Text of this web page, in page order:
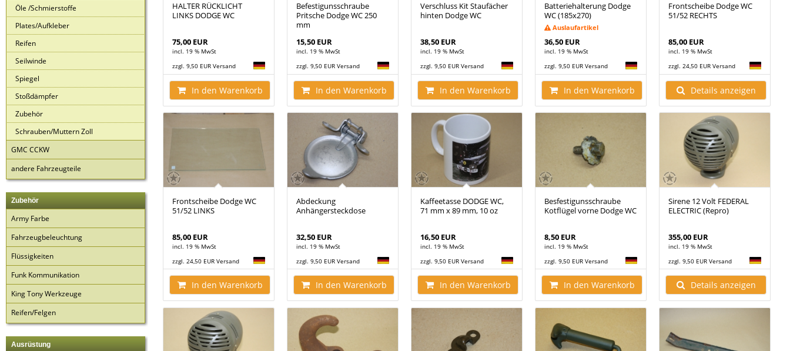
Öle /Schmierstoffe
Plates/Aufkleber
Reifen
Seilwinde
Spiegel
Stoßdämpfer
Zubehör
Schrauben/Muttern Zoll
GMC CCKW
andere Fahrzeugteile
Zubehör
Army Farbe
Fahrzeugbeleuchtung
Flüssigkeiten
Funk Kommunikation
King Tony Werkzeuge
Reifen/Felgen
Ausrüstung
HALTER RÜCKLICHT
LINKS DODGE WC
75,00 EUR
incl. 19 % MwSt
zzgl. 9,50 EUR Versand
In den Warenkorb
Befestigunsschraube
Pritsche Dodge WC 250
mm
15,50 EUR
incl. 19 % MwSt
zzgl. 9,50 EUR Versand
In den Warenkorb
Verschluss Kit Staufächer
hinten Dodge WC
38,50 EUR
incl. 19 % MwSt
zzgl. 9,50 EUR Versand
In den Warenkorb
Batteriehalterung Dodge
WC (185x270)
Auslaufartikel
36,50 EUR
incl. 19 % MwSt
zzgl. 9,50 EUR Versand
In den Warenkorb
Frontscheibe Dodge WC
51/52 RECHTS
85,00 EUR
incl. 19 % MwSt
zzgl. 24,50 EUR Versand
Details anzeigen
Frontscheibe Dodge WC
51/52 LINKS
85,00 EUR
incl. 19 % MwSt
zzgl. 24,50 EUR Versand
In den Warenkorb
Abdeckung
Anhängersteckdose
32,50 EUR
incl. 19 % MwSt
zzgl. 9,50 EUR Versand
In den Warenkorb
Kaffeetasse DODGE WC,
71 mm x 89 mm, 10 oz
16,50 EUR
incl. 19 % MwSt
zzgl. 9,50 EUR Versand
In den Warenkorb
Besfestigunsschraube
Kotflügel vorne Dodge WC
8,50 EUR
incl. 19 % MwSt
zzgl. 9,50 EUR Versand
In den Warenkorb
Sirene 12 Volt FEDERAL
ELECTRIC (Repro)
355,00 EUR
incl. 19 % MwSt
zzgl. 9,50 EUR Versand
Details anzeigen